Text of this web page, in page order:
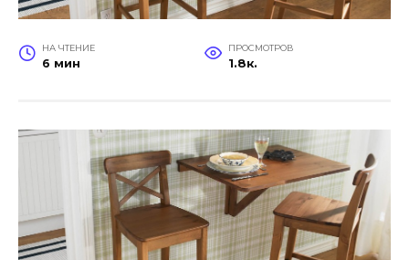
НА ЧТЕНИЕ
6 мин
ПРОСМОТРОВ
1.8к.